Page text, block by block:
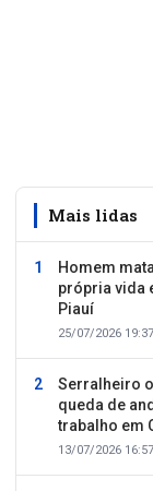
Mais lidas
Homem
própria vida
Piauí
25/07/2026 19:37
Serralheiro
queda de
trabalho em
13/07/2026 16:57